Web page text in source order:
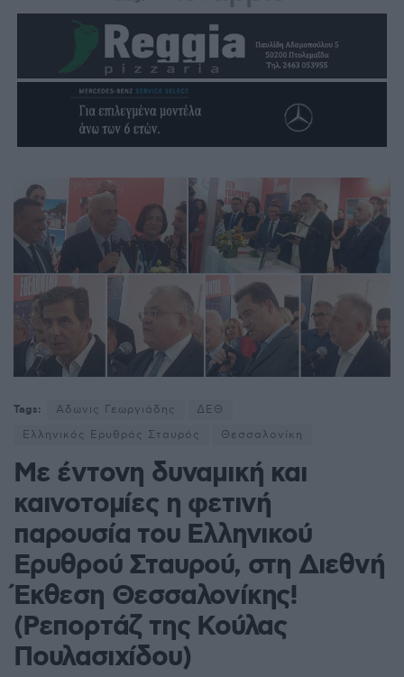
Tags: Άδωνις Γεωργιάδης
ΔΕΘ
Ελληνικός Ερυθρός Σταυρός
Θεσσαλονίκη
Με έντονη δυναμική και
καινοτομίες η φετινή
παρουσία του Ελληνικού
Ερυθρού Σταυρού, στη Διεθνή
Έκθεση Θεσσαλονίκης!
(Ρεπορτάζ της Κούλας
Πουλασιχίδου)